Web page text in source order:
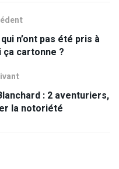
n’ont pas été pris à
ça cartonne ?
: 2 aventuriers,
la notoriété